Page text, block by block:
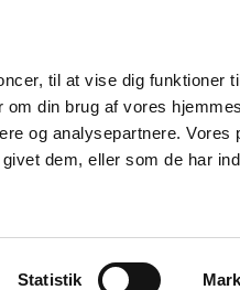
til at vise dig funktioner
din brug af vores
og analysepartnere. Vores
dem, eller som de har
Statistik
og AMU-
det pædagogiske område og